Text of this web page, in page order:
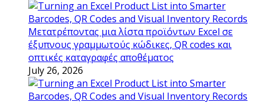
Μετατρέποντας μια λίστα προϊόντων Excel σε
έξυπνους γραμμωτούς κώδικες, QR codes και
οπτικές καταγραφές αποθέματος
July 26, 2026